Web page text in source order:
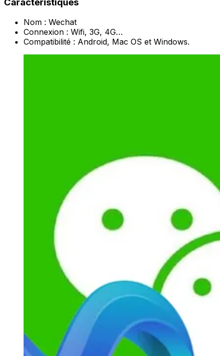
Nom : Wechat
Connexion : Wifi, 3G, 4G…
Compatibilité : Android, Mac OS et Windows.